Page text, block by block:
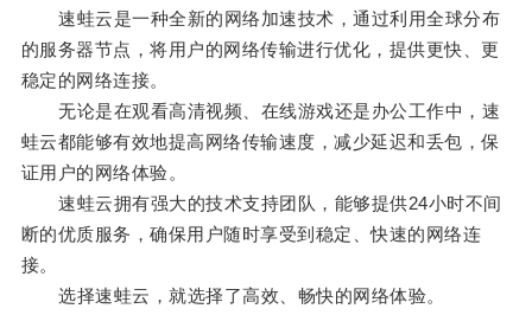
速蛙云是一种全新的网络加速技术，通过利用全球分布
的服务器节点，将用户的网络传输进行优化，提供更快、更
稳定的网络连接。
无论是在观看高清视频、在线游戏还是办公工作中，速
蛙云都能够有效地提高网络传输速度，减少延迟和丢包，保
证用户的网络体验。
速蛙云拥有强大的技术支持团队，能够提供24小时不间
断的优质服务，确保用户随时享受到稳定、快速的网络连
接。
选择速蛙云，就选择了高效、畅快的网络体验。